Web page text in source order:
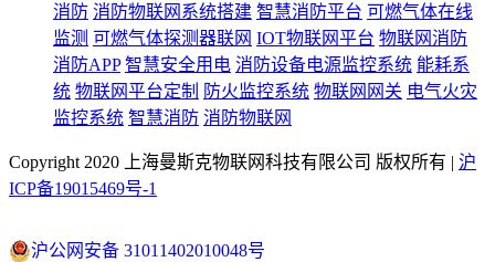
消防 消防物联网系统搭建 智慧消防平台 可燃气体在线
监测 可燃气体探测器联网 IOT物联网平台 物联网消防
消防APP 智慧安全用电 消防设备电源监控系统 能耗系
统 物联网平台定制 防火监控系统 物联网网关 电气火灾
监控系统 智慧消防 消防物联网
Copyright 2020 上海曼斯克物联网科技有限公司 版权所有 | 沪
ICP备19015469号-1
沪公网安备 31011402010048号